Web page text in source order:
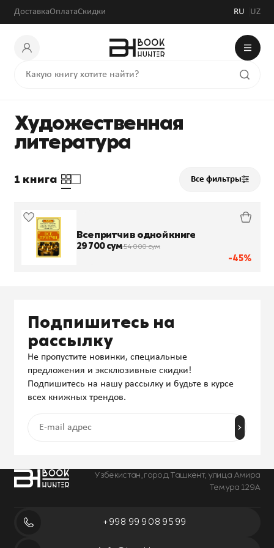
ДоставкаОплатаСкидки RU UZ
Художественная
литература
1 книга Все фильтры
-45%
Все притчи в одной книге
29 700 сум54 000 сум
Узбекистан, город Ташкент, улица Амира
Темура 129А
+998 99 908 95 99
Подпишитесь на
рассылку
Не пропустите новинки, специальные
предложения и эксклюзивные скидки!
Подпишитесь на нашу рассылку и будьте в курсе
всех книжных трендов.